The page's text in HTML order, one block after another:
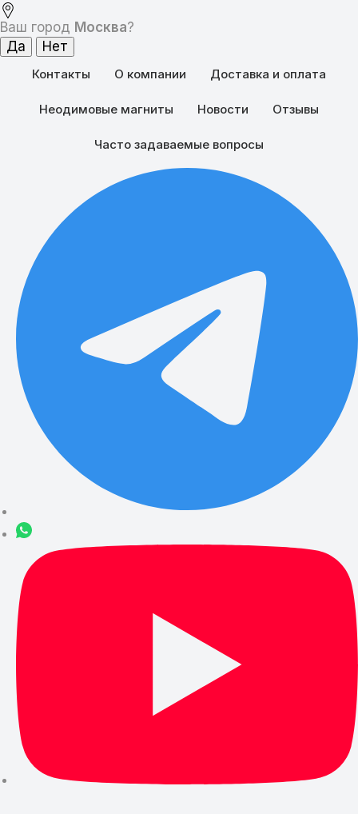
Ваш город Москва?
Контакты О компании Доставка и оплата
Неодимовые магниты Новости Отзывы
Часто задаваемые вопросы